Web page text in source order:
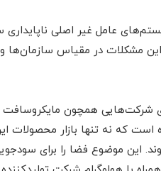
عامل غیر اصلی
شرکت‌هایی همچون
که نه تنها بازار محصولات این
این موضوع فضا را برای